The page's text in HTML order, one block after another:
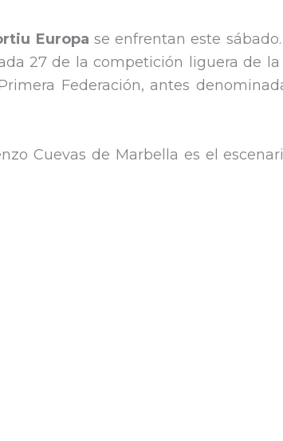
Europa se enfrentan este
27 de la competición liguera de la
Federación, antes
Cuevas de Marbella es el